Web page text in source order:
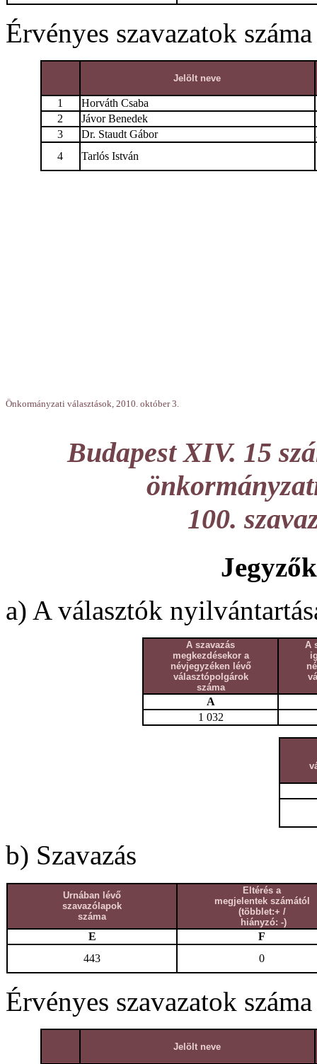
Érvényes szavazatok száma
Jelölt neve
1 Horváth Csaba
2
Jávor Benedek
3
Dr. Staudt Gábor
4
Tarlós István
Önkormányzati választások, 2010. október 3.
Budapest XIV. 15
100.
a) A választók
A szavazás
megkezdésekor a
névjegyzéken lévő
választópolgárok
száma
A
A
1 032
b) Szavazás
Urnában lévő
szavazólapok
száma
Eltérés a
megjelentek számától
(többlet:+ /
hiányzó: -)
E
F
443
0
Érvényes szavazatok száma
Jelölt neve